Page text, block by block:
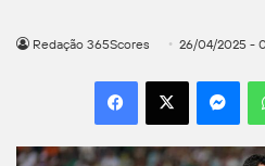
Redação 365Scores 26/04/2025 -
Facebook
X